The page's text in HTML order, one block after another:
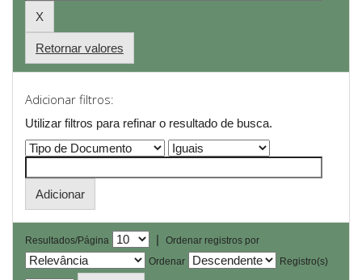
Retornar valores
Adicionar filtros:
Utilizar filtros para refinar o resultado de busca.
Resultados/Página |
Ordenar registros por
Ordenar
Registro(s)